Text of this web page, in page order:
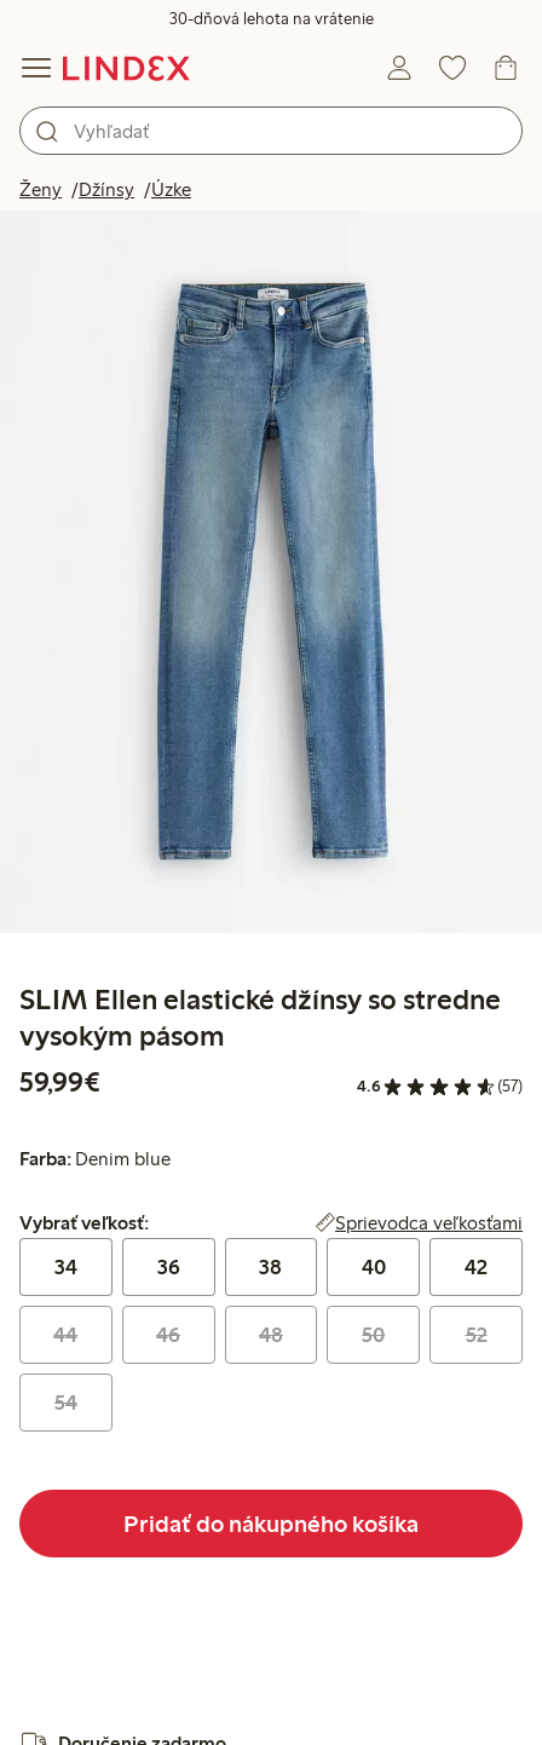
30-dňová lehota na vrátenie
Ženy Džínsy Úzke
SLIM Ellen elastické džínsy so stredne
vysokým pásom
59,99€
4.6 (57)
Farba: Denim blue
Vybrať veľkosť:
Vybrať veľkosť: Sprievodca veľkosťami
34 36 38 40 42
44 46 48 50 52
54
Pridať do nákupného košíka